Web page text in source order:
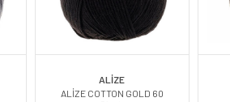
ALİZE
ALİZE COTTON GOLD 60